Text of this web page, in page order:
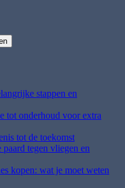
stappen en
tot onderhoud voor extra
tot de toekomst
tegen vliegen en
kopen: wat je moet weten